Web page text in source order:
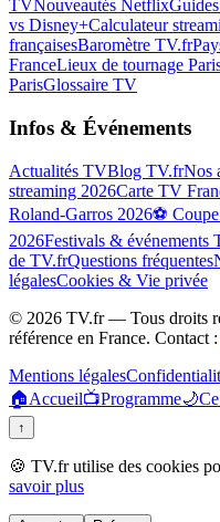
TVNouveautés Netflix
vs Disney+Calculateur
françaisesBaromètre TV.fr
FranceLieux de tournage
ParisGlossaire TV
Infos & Événements
Actualités TVBlog TV.frNos
streaming 2026Carte TV
Roland-Garros 2026⚽
2026Festivals & événements
de TV.frQuestions fréquentes
légalesCookies & Vie privée
© 2026 TV.fr — Tous droits
référence en France. Contact :
Mentions légales
🏠Accueil📺Programme🌙
↑
🍪 TV.fr utilise des cookies
savoir plus